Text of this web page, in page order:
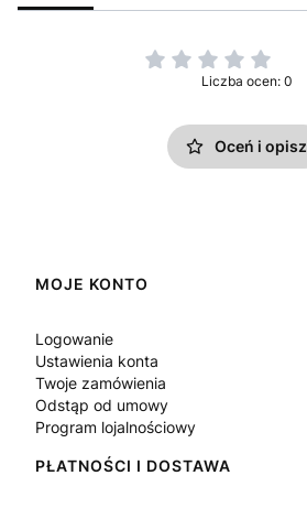
Liczba ocen: 0
Oceń i opisz
Linki w stopce
MOJE KONTO
Logowanie
Ustawienia konta
Twoje zamówienia
Odstąp od umowy
Program lojalnościowy
PŁATNOŚCI I DOSTAWA